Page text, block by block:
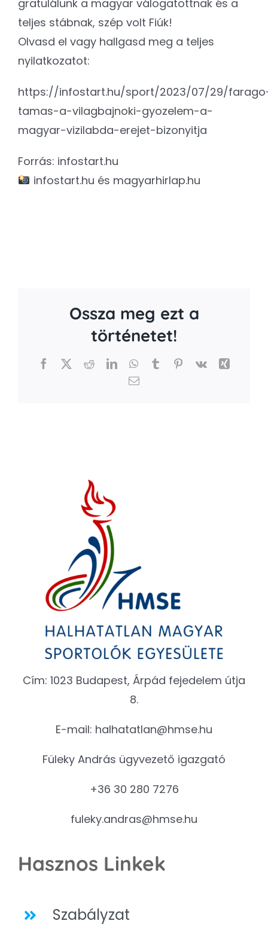
gratulálunk a magyar válogatottnak és a
teljes stábnak, szép volt Fiúk!
Olvasd el vagy hallgasd meg a teljes
nyilatkozatot:
https://infostart.hu/sport/2023/07/29/
tamas-a-vilagbajnoki-gyozelem-a-
magyar-vizilabda-erejet-bizonyitja
Forrás: infostart.hu
infostart.hu és magyarhirlap.hu
Ossza meg ezt a
történetet!
Facebook RedditLinkedInWhatsApp
TumblrPinterest
Vk
Xing
Email
Cím: 1023 Budapest, Árpád fejedelem útja
8.
E-mail: halhatatlan@hmse.hu
Füleky András ügyvezető igazgató
+36 30 280 7276
fuleky.andras@hmse.hu
Hasznos Linkek
Szabályzat